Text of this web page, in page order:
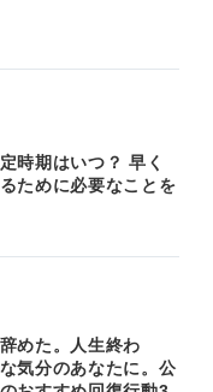
時期はいつ？ 早く
ために必要なことを
辞めた。人生終わ
気分のあなたに。公